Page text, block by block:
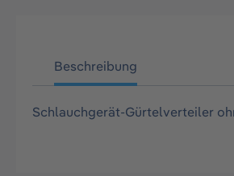
Beschreibung
Schlauchgerät-Gürtelverteiler